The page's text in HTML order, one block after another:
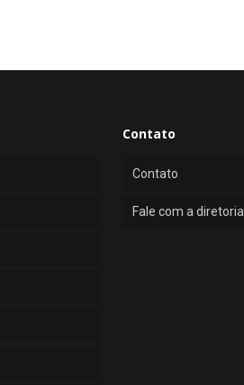
Contato
Contato
Fale com a diretoria